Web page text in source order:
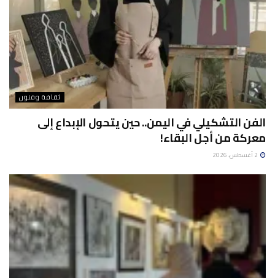
ثقافة وفنون
الفن التشكيلي في اليمن.. حين يتحول الإبداع إلى
معركة من أجل البقاء!